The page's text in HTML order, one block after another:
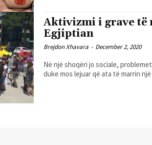
Aktivizmi i grave të
Egjiptian
Brejdon Xhavara - December 2, 2020
Në një shoqëri jo sociale,
duke mos lejuar që ata të marrin